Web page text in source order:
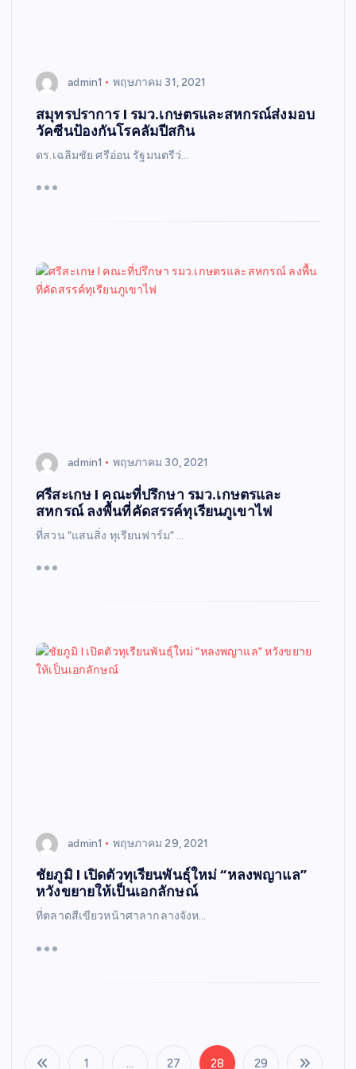
admin1 พฤษภาคม 31, 2021
สมุทรปราการ I รมว.เกษตรและสหกรณ์ส่งมอบ
วัคซีนป้องกันโรคลัมปีสกิน
ดร.เฉลิมชัย ศรีอ่อน รัฐมนตรีว่…
admin1 พฤษภาคม 30, 2021
ศรีสะเกษ I คณะที่ปรึกษา รมว.เกษตรและ
สหกรณ์ ลงพื้นที่คัดสรรค์ทุเรียนภูเขาไฟ
ที่สวน “แสนสิ่ง ทุเรียนฟาร์ม” …
admin1 พฤษภาคม 29, 2021
ชัยภูมิ I เปิดตัวทุเรียนพันธุ์ใหม่ “หลงพญาแล”
หวังขยายให้เป็นเอกลักษณ์
ที่ตลาดสีเขียวหน้าศาลากลางจังห…
1 … 27 28 29